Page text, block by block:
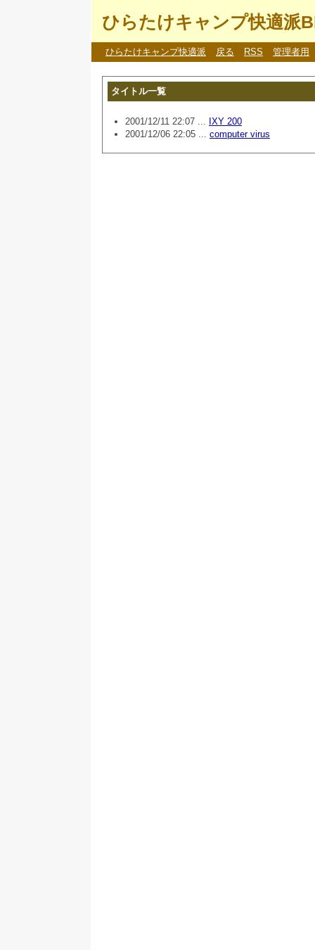
ひらたけキャンプ快適派
ひらたけキャンプ快適派 戻る RSS 管理者用
タイトル一覧
2001/12/11 22:07 ... IXY 200
2001/12/06 22:05 ... computer virus